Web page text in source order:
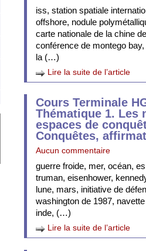
iss, station spatiale
offshore, nodule
carte nationale de la chine
conférence de montego
la (…)
Lire la suite de l’article
Cours Terminale
Thématique 1. Les
espaces de
Conquêtes,
Aucun commentaire
guerre froide, mer, océan,
truman, eisenhower,
lune, mars, initiative de
washington de 1987,
inde, (…)
Lire la suite de l’article